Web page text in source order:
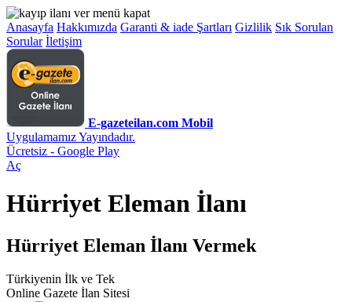
Anasayfa Hakkımızda Garanti & iade Şartları Gizlilik Sık Sorulan
Sorular İletişim
E-gazeteilan.com Mobil
Uygulamamız Yayındadır.
Ücretsiz - Google Play
Aç
Hürriyet Eleman İlanı
Hürriyet Eleman İlanı Vermek
Türkiyenin İlk ve Tek
Online Gazete İlan Sitesi